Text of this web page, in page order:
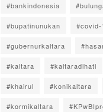
#bankindonesia
#bupatinunukan #covid-
#gubernurkaltara
#kaltara #kaltaradihati
#khairul #konikaltara
#kormikaltara